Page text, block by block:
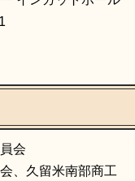
会
、久留米南部商工